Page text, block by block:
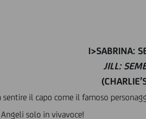
I>SABRINA:
JILL:
il capo come il famoso
solo in vivavoce!